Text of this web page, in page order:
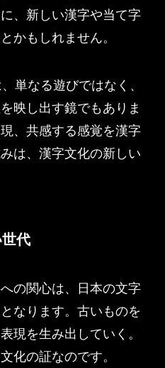
、新しい漢字や当て字
かもしれません。
単なる遊びではなく、
映し出す鏡でもありま
、共感する感覚を漢字
は、漢字文化の新しい
代
の関心は、日本の文字
なります。古いものを
現を生み出していく。
化の証なのです。